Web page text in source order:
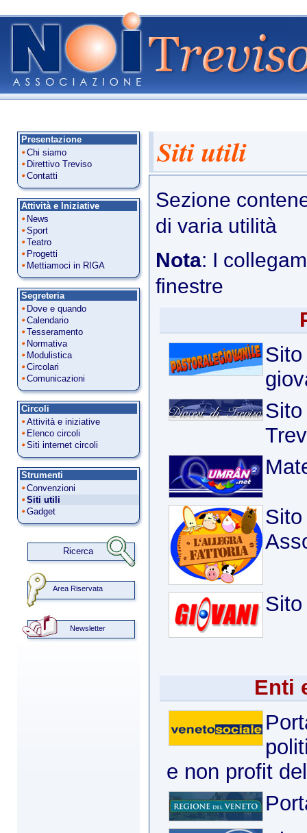
Presentazione
Chi siamo
Direttivo Treviso
Contatti
Attività e Iniziative
News
Sport
Teatro
Progetti
Mettiamoci in RIGA
Segreteria
Dove e quando
Calendario
Tesseramento
Normativa
Modulistica
Circolari
Comunicazioni
Circoli
Attività e iniziative
Elenco circoli
Siti internet circoli
Strumenti
Convenzioni
Siti utili
Gadget
Ricerca
Area Riservata
Newsletter
Siti utili
Sezione
di varia utilità
Nota: I
finestre
Enti
e non profit